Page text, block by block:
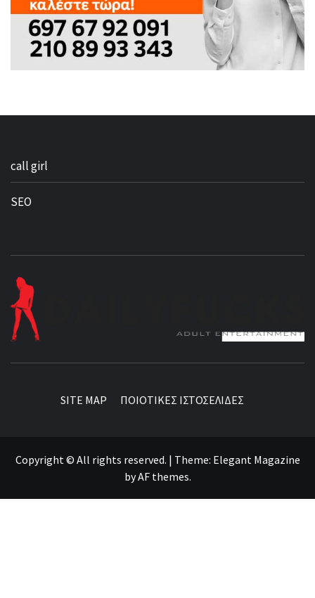
call girl
SEO
SITE MAP ΠΟΙΟΤΙΚΕΣ ΙΣΤΟΣΕΛΙΔΕΣ
Copyright © All rights reserved. | Theme: Elegant Magazine
byAF themes.